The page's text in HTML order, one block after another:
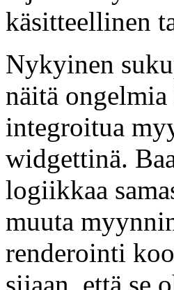
käsitteellinen
Nykyinen
näitä
integroitua
widgettinä.
logiikkaa
muuta
renderointi